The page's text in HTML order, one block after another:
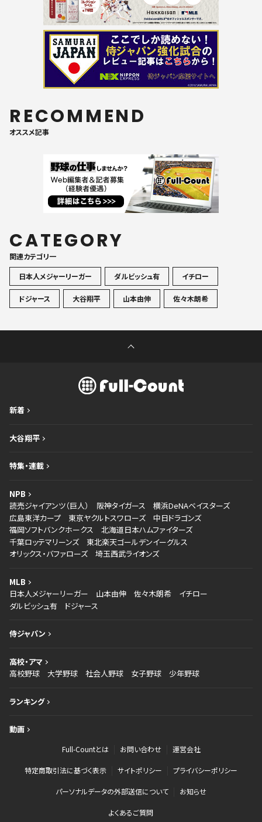
RECOMMEND
オススメ記事
CATEGORY
関連カテゴリ一
日本人メジャーリーガー
ダルビッシュ有 イチロー
ドジャース 大谷翔平 山本由伸 佐々木朗希
新着
大谷翔平
特集・連載
NPB
読売ジャイアンツ（巨人）
阪神タイガース
横浜DeNAベイスターズ
広島東洋カープ
東京ヤクルトスワローズ
中日ドラゴンズ
福岡ソフトバンクホークス
北海道日本ハムファイターズ
千葉ロッテマリーンズ
東北楽天ゴールデンイーグルス
オリックス・バファローズ
埼玉西武ライオンズ
MLB
日本人メジャーリーガー
山本由伸 佐々木朗希
イチロー
ダルビッシュ有
ドジャース
侍ジャパン
高校・アマ
高校野球
大学野球 社会人野球 女子野球 少年野球
ランキング
動画
Full-Countとは お問い合わせ 運営会社
特定商取引法に基づく表示 サイトポリシー プライバシーポリシー
パーソナルデータの外部送信について お知らせ
よくあるご質問